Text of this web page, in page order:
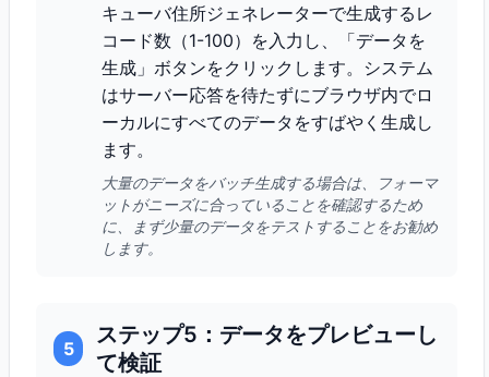
キューバ住所ジェネレーターで生成するレ
コード数（1-100）を入力し、「データを
生成」ボタンをクリックします。システム
はサーバー応答を待たずにブラウザ内でロ
ーカルにすべてのデータをすばやく生成し
ます。
大量のデータをバッチ生成する場合は、フォーマ
ットがニーズに合っていることを確認するため
に、まず少量のデータをテストすることをお勧め
します。
5
ステップ5：データをプレビューし
て検証